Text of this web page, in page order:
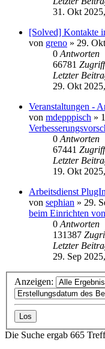
31. Okt
[Solved] Kontakte
von greno » 29.
0 Antworten
66781
Letzter
29. Okt
Veranstaltungen -
von mdepppisch »
0 Antworten
67441
Letzter
19. Okt
Arbeitsdienst
von sephian » 29.
beim Einrichten
0 Antworten
131387
Letzter
29. Sep
Anzeigen:
Die Suche ergab 665